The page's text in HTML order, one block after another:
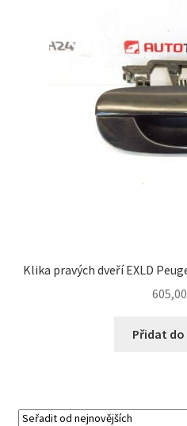
Klika pravých dveří EXLD
605,00
Přidat do